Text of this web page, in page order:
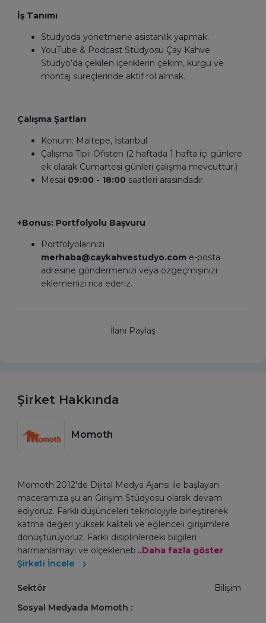
İş Tanımı
Stüdyoda yönetmene asistanlık yapmak.
YouTube & Podcast Stüdyosu Çay Kahve
Stüdyo’da çekilen içeriklerin çekim, kurgu ve
montaj süreçlerinde aktif rol almak.
Çalışma Şartları
Konum: Maltepe, İstanbul
Çalışma Tipi: Ofisten (2 haftada 1 hafta içi günlere
ek olarak Cumartesi günleri çalışma mevcuttur.)
Mesai 09:00 - 18:00 saatleri arasındadır.
+Bonus: Portfolyolu Başvuru
Portfolyolarınızı
merhaba@caykahvestudyo.com e-posta
adresine göndermenizi veya özgeçmişinizi
eklemenizi rica ederiz.
İlanı Paylaş
Şirket Hakkında
Momoth
Momoth 2012'de Dijital Medya Ajansı ile başlayan
maceramıza şu an Girişim Stüdyosu olarak devam
ediyoruz. Farklı düşünceleri teknolojiyle birleştirerek
katma değeri yüksek kaliteli ve eğlenceli girişimlere
dönüştürüyoruz. Farklı disiplinlerdeki bilgileri
harmanlamayı ve ölçekleneb ..Daha fazla göster
Şirketi İncele
Sektör
Bilişim
Sosyal Medyada Momoth :